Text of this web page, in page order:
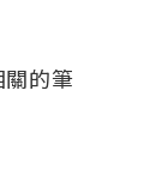
關的筆